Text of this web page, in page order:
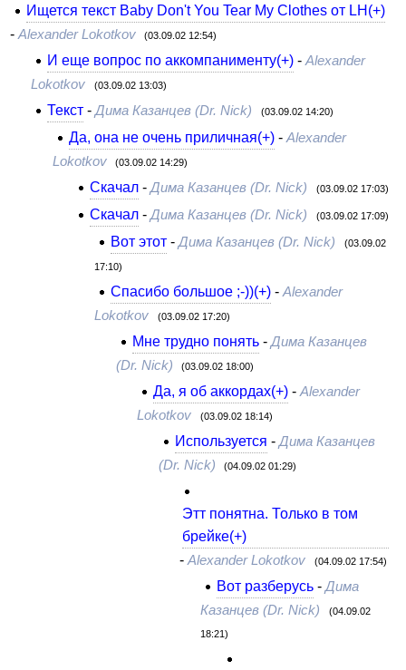
Ищется текст Baby Don't You Tear My Clothes от LH(+)
- Alexander Lokotkov (03.09.02 12:54)
И еще вопрос по аккомпанименту(+) -Alexander
Lokotkov
(03.09.02 13:03)
Текст -Дима Казанцев (Dr. Nick) (03.09.02 14:20)
Да, она не очень приличная(+)- Alexander
Lokotkov
(03.09.02 14:29)
Скачал- Дима Казанцев (Dr. Nick) (03.09.02 17:03)
Скачал- Дима Казанцев (Dr. Nick) (03.09.02 17:09)
Вот этот -Дима Казанцев (Dr. Nick) (03.09.02
17:10)
Спасибо большое ;-))(+) -Alexander
Lokotkov
(03.09.02 17:20)
Мне трудно понять- Дима Казанцев
(Dr. Nick)
(03.09.02 18:00)
Да, я об аккордах(+) -Alexander
Lokotkov
(03.09.02 18:14)
Используется - Дима Казанцев
(Dr. Nick)
(04.09.02 01:29)
Этт понятна. Только в том
брейке(+)
- Alexander Lokotkov (04.09.02 17:54)
Вот разберусь -Дима
Казанцев (Dr. Nick)
(04.09.02
18:21)